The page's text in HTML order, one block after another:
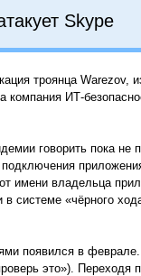
Skype
троянца Warezov,
ИТ-
говорить пока
имени владельца
в системе «чёрного
появился в
это»).